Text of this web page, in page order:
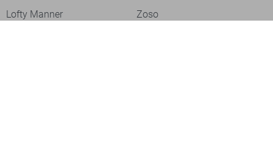
Lofty Manner
Zoso